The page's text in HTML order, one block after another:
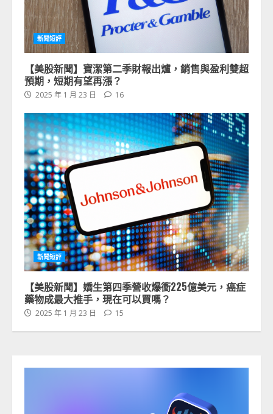
新聞短評
【美股新聞】寶潔第二季財報出爐，銷售與盈利雙超
預期，短期有望再漲？
2025 年 1 月 23 日 16
新聞短評
【美股新聞】嬌生第四季營收爆衝225億美元，癌症
藥物成最大推手，現在可以買嗎？
2025 年 1 月 23 日 15